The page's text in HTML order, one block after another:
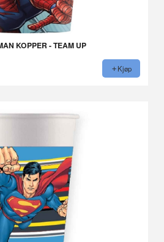
KOPPER - TEAM UP
Kjøp